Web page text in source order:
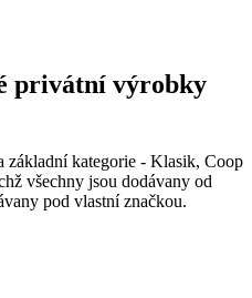
privátní výrobky
základní kategorie - Klasik, Coop
všechny jsou dodávany od
pod vlastní značkou.